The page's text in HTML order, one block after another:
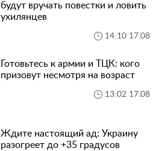
будут вручать повестки и ловить
ухилянцев
14:10 17.08
Готовьтесь к армии и ТЦК: кого
призовут несмотря на возраст
13:02 17.08
Ждите настоящий ад: Украину
разогреет до +35 градусов